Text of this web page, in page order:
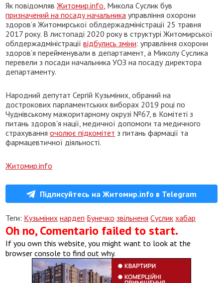
Як повідомлявЖитомир.info, Микола Суслик був
призначений на посаду начальника управління охорони
здоров’я Житомирської облдержадміністрації 25 травня
2017 року. В листопаді 2020 року в структурі Житомирської
облдержадміністраціївідбулись зміни: управління охорони
здоров’я перейменували в департамент, а Миколу Суслика
перевели з посади начальника УОЗ на посаду директора
департаменту.
Народний депутат Сергій Кузьміних, обраний на
дострокових парламентських виборах 2019 році по
Чуднівському мажоритарному окрузі №67, в Комітеті з
питань здоров'я нації, медичної допомоги та медичного
страхуванняочолює підкомітет з питань фармації та
фармацевтичної діяльності.
Житомир.info
Підписуйтесь на Житомир.info в Telegram
Теги: Кузьміних нардеп Бунечко звільненя Суслик хабар
Oh no, Comentario failed to start.
If you own this website, you might want to look at the
browser console to find out why.